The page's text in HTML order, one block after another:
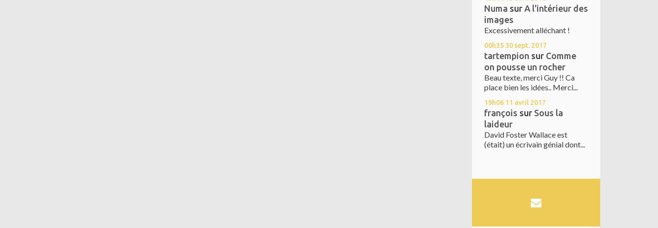
Numa sur A l'intérieur des
images
Excessivement alléchant !
00h35 30sept. 2017
tartempion sur Comme
on pousse un rocher
Beau texte, merci Guy !! Ca
place bien les idées.. Merci...
19h06 11 avril 2017
françois sur Sous la
laideur
David Foster Wallace est
(était) un écrivain génial dont...